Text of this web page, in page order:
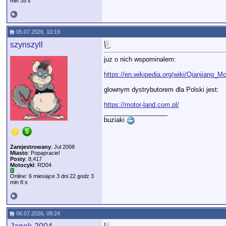
05.07.2026, 10:19
szynszyll
Zarejestrowany: Jul 2008
Miasto: Popapracie!
Posty: 8,417
Motocykl: RD04
Online: 6 miesiące 3 dni 22 godz 3
min 8 s
juz o nich wspominalem:
https://en.wikipedia.org/wiki/
glownym dystrybutorem dla Polski jest:
https://motor-land.com.pl/
buziaki
06.07.2026, 09:24